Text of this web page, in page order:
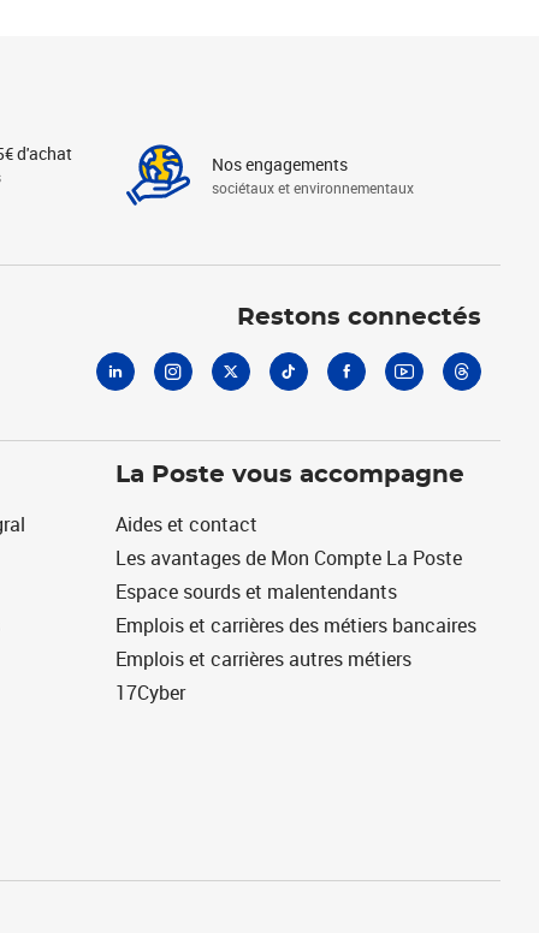
d'achat Nos engagements
sociétaux et environnementaux
Restons connectés
La Poste vous accompagne
Aides et contact
Les avantages de Mon Compte La Poste
Espace sourds et malentendants
Emplois et carrières des métiers bancaires
Emplois et carrières autres métiers
17Cyber